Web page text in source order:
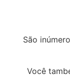
São
Você